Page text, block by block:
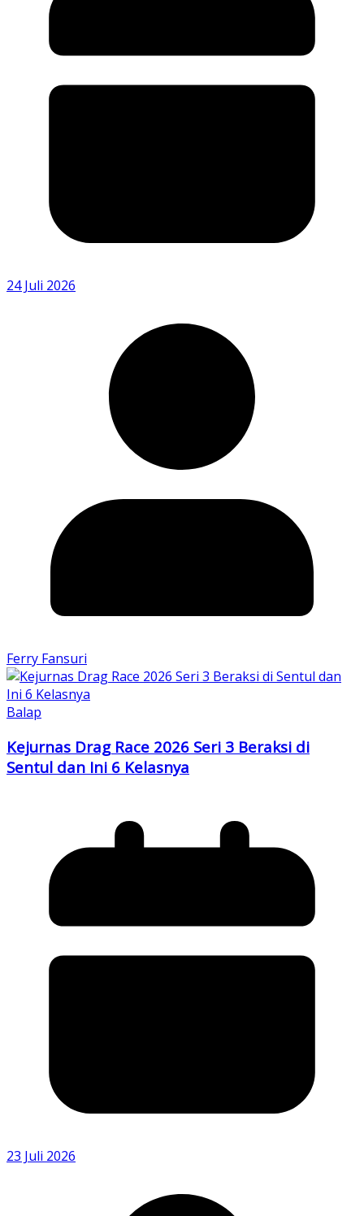
24 Juli 2026
Ferry Fansuri
Balap
Kejurnas Drag Race 2026 Seri 3 Beraksi di
Sentul dan Ini 6 Kelasnya
23 Juli 2026